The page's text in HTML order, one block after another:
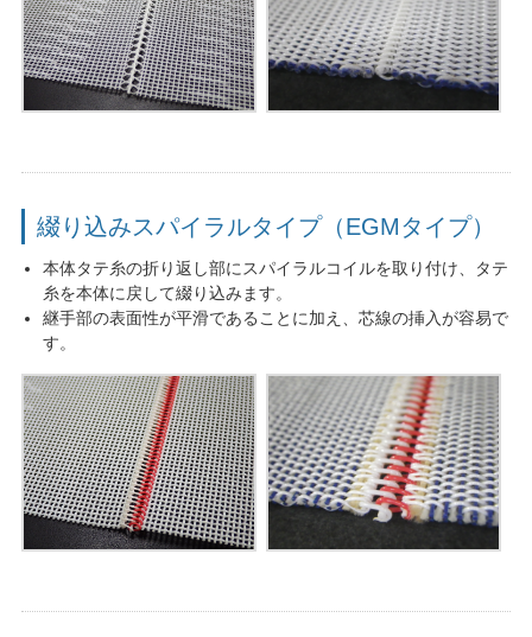
綴り込みスパイラルタイプ（EGMタイプ）
本体タテ糸の折り返し部にスパイラルコイルを取り付け、タテ
糸を本体に戻して綴り込みます。
継手部の表面性が平滑であることに加え、芯線の挿入が容易で
す。